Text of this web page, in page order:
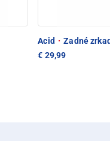
Acid · Zadné
€ 29,99